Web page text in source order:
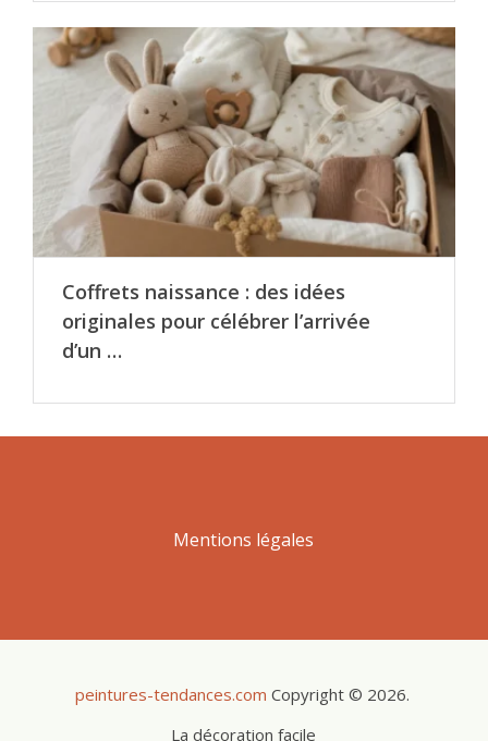
Coffrets naissance : des idées
originales pour célébrer l’arrivée
d’un …
Mentions légales
peintures-tendances.com Copyright © 2026.
La décoration facile